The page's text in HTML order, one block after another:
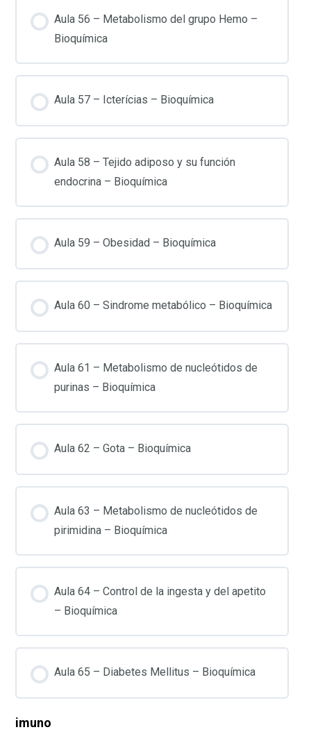
Aula 56 – Metabolismo del grupo Hemo –
Bioquímica
Aula 57 – Icterícias – Bioquímica
Aula 58 – Tejido adiposo y su función
endocrina – Bioquímica
Aula 59 – Obesidad – Bioquímica
Aula 60 – Sindrome metabólico – Bioquímica
Aula 61 – Metabolismo de nucleótidos de
purinas – Bioquímica
Aula 62 – Gota – Bioquímica
Aula 63 – Metabolismo de nucleótidos de
pirimidina – Bioquímica
Aula 64 – Control de la ingesta y del apetito
– Bioquímica
Aula 65 – Diabetes Mellitus – Bioquímica
imuno